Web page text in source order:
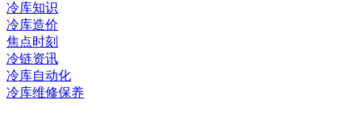
冷库知识
冷库造价
焦点时刻
冷链资讯
冷库自动化
冷库维修保养